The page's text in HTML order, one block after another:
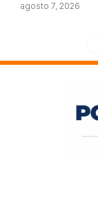
agosto 7, 2026